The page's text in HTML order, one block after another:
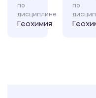
по
дисциплине
Геохимия
по